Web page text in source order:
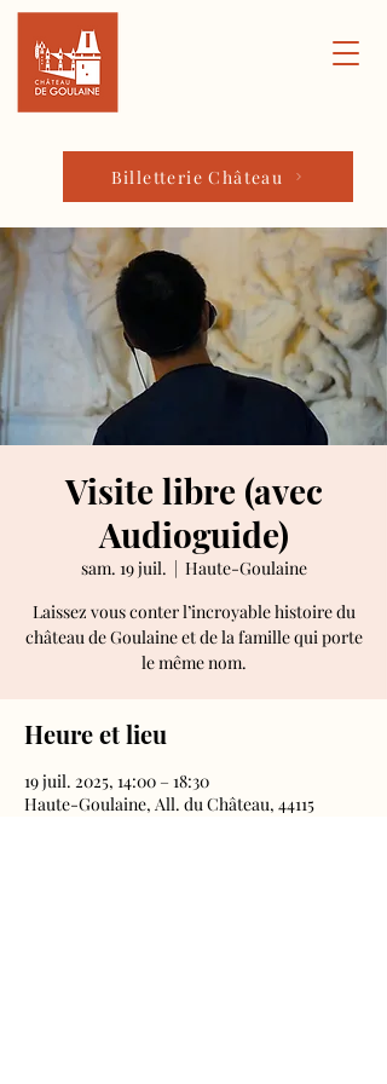
Billetterie Château
Visite libre (avec
Audioguide)
sam. 19 juil.
  |
Haute-Goulaine
Laissez vous conter l’incroyable histoire du
château de Goulaine et de la famille qui porte
le même nom.
Heure et lieu
19 juil. 2025, 14:00 – 18:30
Haute-Goulaine, All. du Château, 44115